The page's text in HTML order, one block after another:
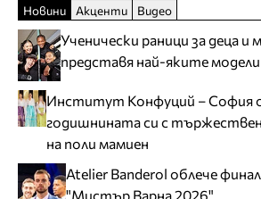
Новини Акценти Видео
Ученически раници за деца и
представя най-яките модели
Институт Конфуций – София
годишнината си с
на поли мамиен
Atelier Banderol облече
"Мистър Варна 2026"